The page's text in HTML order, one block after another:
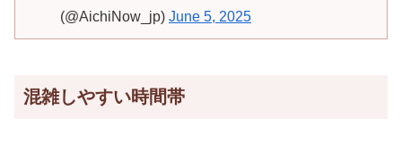
(@AichiNow_jp) June 5, 2025
混雑しやすい時間帯